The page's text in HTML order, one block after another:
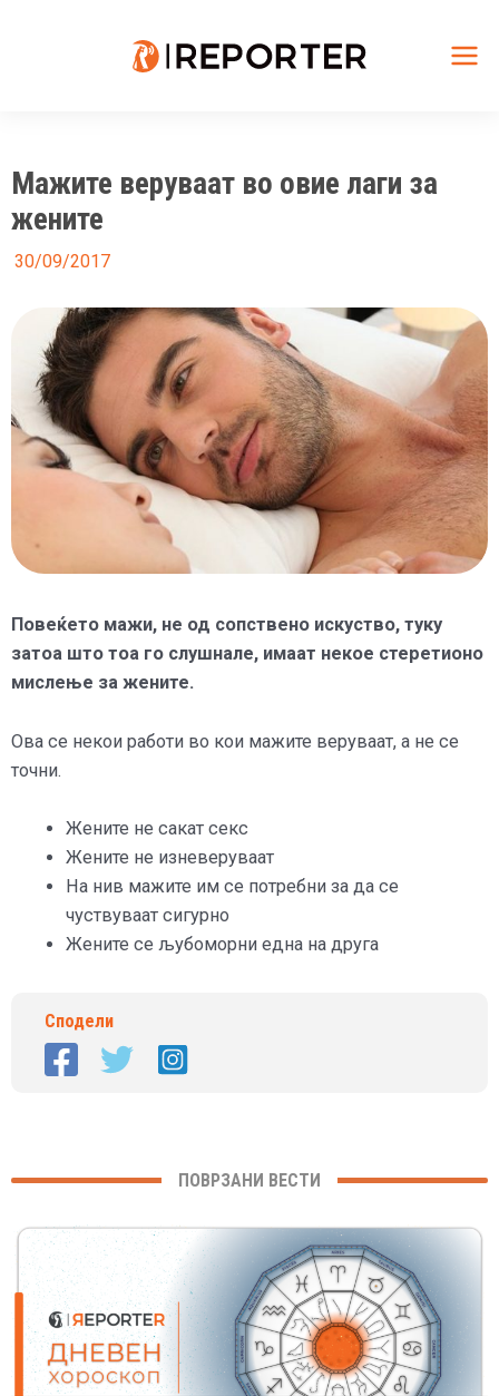
Мажите веруваат во овие лаги за
жените
30/09/2017
Повеќето мажи, не од сопствено искуство, туку
затоа што тоа го слушнале, имаат некое стеретионо
мислење за жените.
Ова се некои работи во кои мажите веруваат, а не се
точни.
Жените не сакат секс
Жените не изневеруваат
На нив мажите им се потребни за да се
чуствуваат сигурно
Жените се љубоморни една на друга
Сподели
ПОВРЗАНИ ВЕСТИ